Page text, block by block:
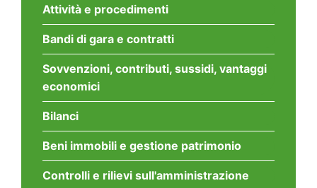
Attività e procedimenti
Bandi di gara e contratti
Sovvenzioni, contributi, sussidi, vantaggi
economici
Bilanci
Beni immobili e gestione patrimonio
Controlli e rilievi sull'amministrazione